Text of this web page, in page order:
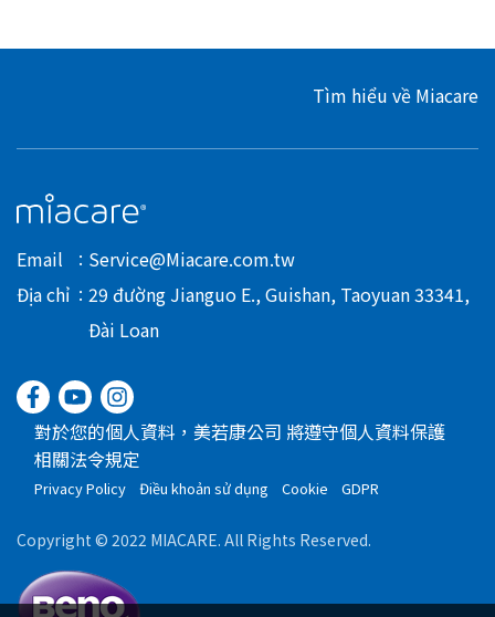
Tìm hiểu về Miacare
Email
Service@Miacare.com.tw
Địa chỉ
29 đường Jianguo E., Guishan, Taoyuan 33341,
Đài Loan
對於您的個人資料，美若康公司 將遵守個人資料保護
相關法令規定
Privacy Policy Điều khoản sử dụng Cookie GDPR
Copyright © 2022 MIACARE. All Rights Reserved.